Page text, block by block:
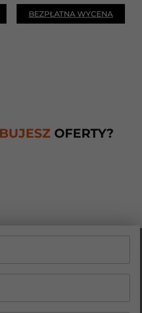
BEZPŁATNA WYCENA
OFERTY?